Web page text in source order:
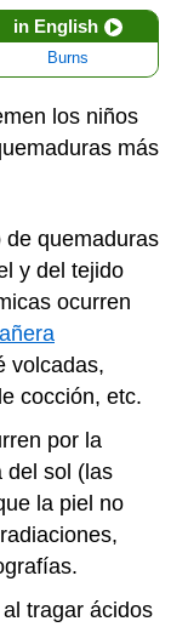
in English
Burns
los niños
más
de quemaduras
y del tejido
ocurren
volcadas,
cocción, etc.
por la
del sol (las
la piel no
tragar ácidos